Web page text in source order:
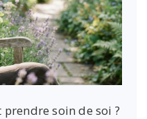
soin de soi ?